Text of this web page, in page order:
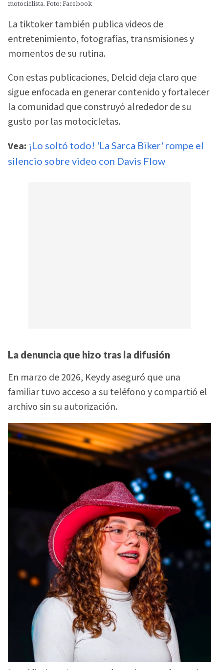
motociclista. Foto: Facebook
La tiktoker también publica videos de
entretenimiento, fotografías, transmisiones y
momentos de su rutina.
Con estas publicaciones, Delcid deja claro que
sigue enfocada en generar contenido y fortalecer
la comunidad que construyó alrededor de su
gusto por las motocicletas.
Vea: ¡Lo soltó todo! 'La Sarca Biker' rompe el
silencio sobre video con Davis Flow
La denuncia que hizo tras la difusión
En marzo de 2026, Keydy aseguró que una
familiar tuvo acceso a su teléfono y compartió el
archivo sin su autorización.